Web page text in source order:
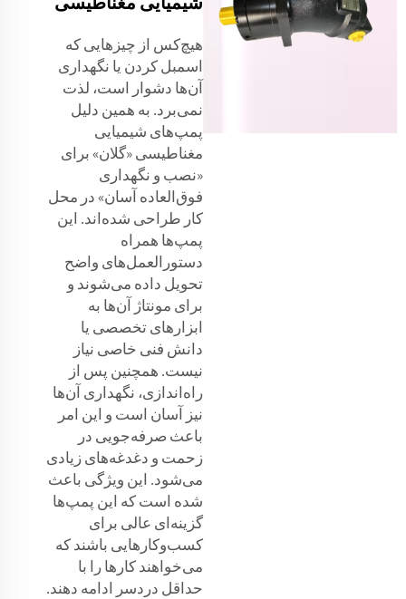
هیچ‌کس از چیزهایی که
اسمبل کردن یا نگهداری
آن‌ها دشوار است، لذت
نمی‌برد. به همین دلیل
پمپ‌های شیمیایی
مغناطیسی «گلان» برای
«نصب و نگهداری
فوق‌العاده آسان» در محل
کار طراحی شده‌اند. این
پمپ‌ها همراه
دستورالعمل‌های واضح
تحویل داده می‌شوند و
برای مونتاژ آن‌ها به
ابزارهای تخصصی یا
دانش فنی خاصی نیاز
نیست. همچنین پس از
راه‌اندازی، نگهداری آن‌ها
نیز آسان است و این امر
باعث صرفه‌جویی در
زحمت و دغدغه‌های زیادی
می‌شود. این ویژگی باعث
شده است که این پمپ‌ها
گزینه‌ای عالی برای
کسب‌وکارهایی باشند که
می‌خواهند کارها را با
حداقل دردسر ادامه دهند.